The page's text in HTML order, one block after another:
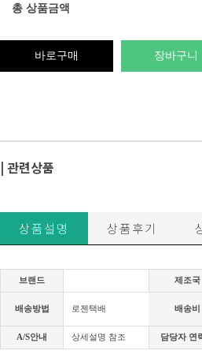
총 상품금액
바로구매 장바구니
| 관련상품
상품설명 상품후기
브랜드 제조국
배송방법 로젠택배 배송비
A/S안내 상세설명 참조 담당자 연